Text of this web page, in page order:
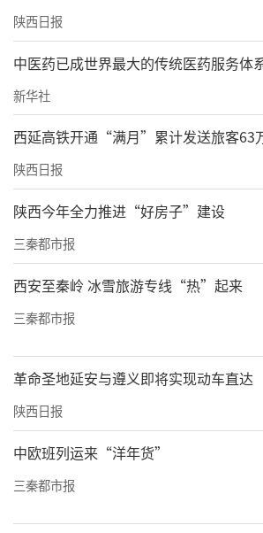
陕西日报
中医药已成世界最大的传统医药服务体
新华社
西延高铁开通“满月”累计发送旅客63
陕西日报
陕西今年全力推进“好房子”建设
三秦都市报
西安至秦岭 冰雪旅游专线“热”起来
三秦都市报
革命圣地延安与遵义即将实现动车直达
陕西日报
中欧班列运来“洋年货”
三秦都市报